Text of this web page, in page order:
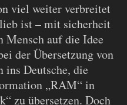
viel weiter verbreitet
ist – mit sicherheit
Mensch auf die Idee
der Übersetzung von
ins Deutsche, die
„RAM“ in
zu übersetzen. Doch